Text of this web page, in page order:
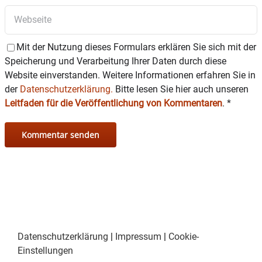
Mit der Nutzung dieses Formulars erklären Sie sich mit der
Speicherung und Verarbeitung Ihrer Daten durch diese
Website einverstanden. Weitere Informationen erfahren Sie in
der Datenschutzerklärung. Bitte lesen Sie hier auch unseren
Leitfaden für die Veröffentlichung von Kommentaren. *
Datenschutzerklärung | Impressum | Cookie-
Einstellungen